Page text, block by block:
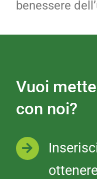
benessere
Vuoi
con noi?